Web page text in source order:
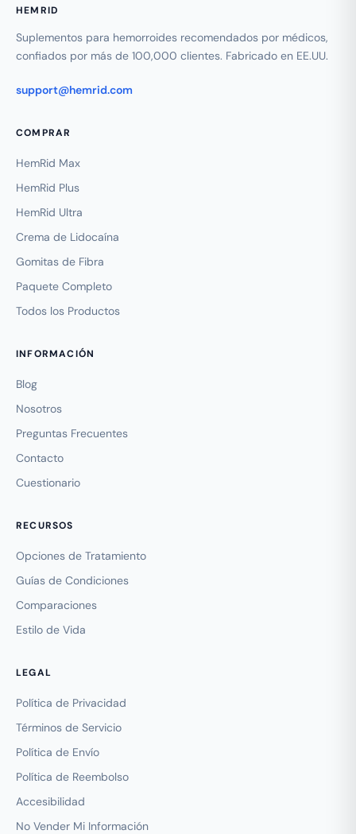
HEMRID
Suplementos para hemorroides recomendados por médicos,
confiados por más de 100,000 clientes. Fabricado en EE.UU.
support@hemrid.com
COMPRAR
HemRid Max
HemRid Plus
HemRid Ultra
Crema de Lidocaína
Gomitas de Fibra
Paquete Completo
Todos los Productos
INFORMACIÓN
Blog
Nosotros
Preguntas Frecuentes
Contacto
Cuestionario
RECURSOS
Opciones de Tratamiento
Guías de Condiciones
Comparaciones
Estilo de Vida
LEGAL
Política de Privacidad
Términos de Servicio
Política de Envío
Política de Reembolso
Accesibilidad
No Vender Mi Información